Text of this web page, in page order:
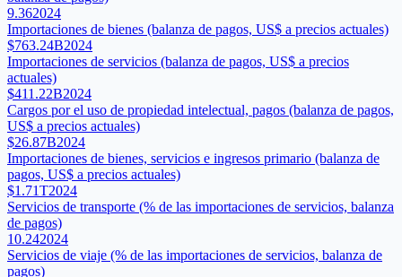
9.362024
Importaciones de bienes (balanza de pagos, US$ a precios actuales)
$763.24B2024
Importaciones de servicios (balanza de pagos, US$ a precios
actuales)
$411.22B2024
Cargos por el uso de propiedad intelectual, pagos (balanza de pagos,
US$ a precios actuales)
$26.87B2024
Importaciones de bienes, servicios e ingresos primario (balanza de
pagos, US$ a precios actuales)
$1.71T2024
Servicios de transporte (% de las importaciones de servicios, balanza
de pagos)
10.242024
Servicios de viaje (% de las importaciones de servicios, balanza de
pagos)